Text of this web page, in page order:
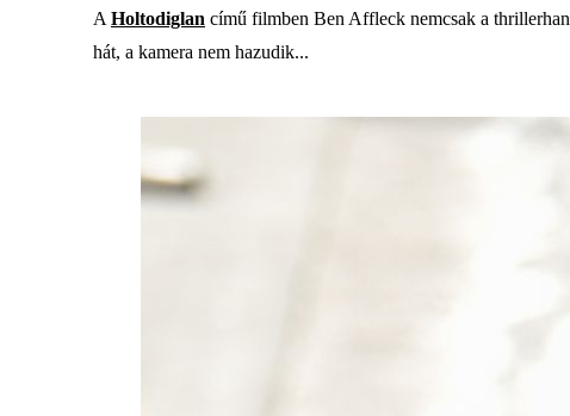
A Holtodiglan című filmben Ben Affleck nemcsak a
hát, a kamera nem hazudik...